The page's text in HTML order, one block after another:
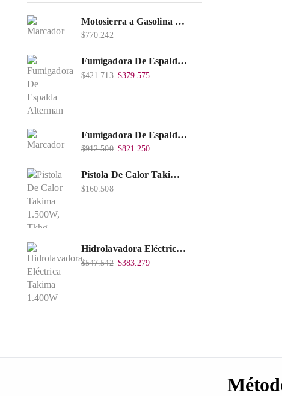
Motosierra a Gasolina 52 Barra 20'' PD
$770.242
Fumigadora De Espalda Alterman A Baterí­a 12V/12Ah, 20Litros, Xkes20.
$421.713 $379.575
Fumigadora De Espalda Alterman Gasolina 2T, 26 Cc, Bomba Nylon Libre Mantenimiento, Tf900-A.
$912.500 $821.250
Pistola De Calor Takima 1.500W, Tkhg-1500.
$160.508
Hidrolavadora Eléctrica Takima 1.400W 1.600Psi, Tkepw-1600-A.
$547.542 $383.279